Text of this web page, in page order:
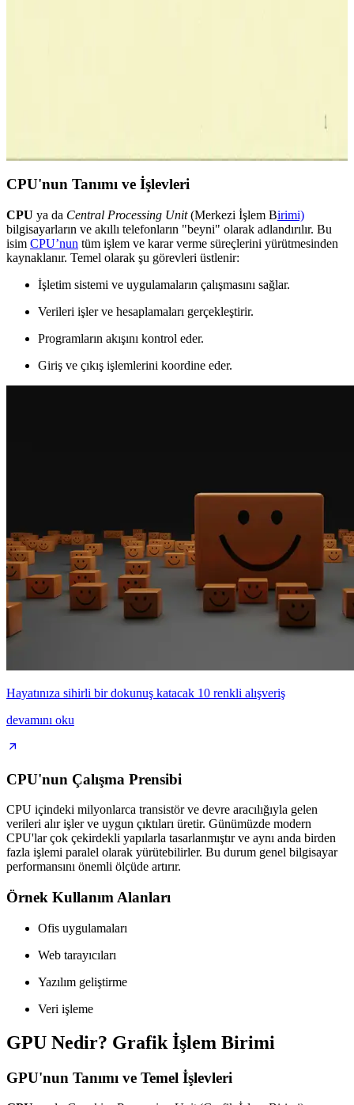
Modern CPU'lar çok çekirdekli yapılar, yüksek saat hızları ve enerji
tasarrufu teknolojileriyle cihazların performansını artırıyor ve enerji
CPU'nun Tanımı ve İşlevleri
CPU ya da Central Processing Unit(Merkezi İşlem Birimi)
bilgisayarların ve akıllı telefonların "beyni" olarak adlandırılır. Bu
isim CPU’nun tüm işlem ve karar verme süreçlerini yürütmesinden
kaynaklanır. Temel olarak şu görevleri üstlenir:
İşletim sistemi ve uygulamaların çalışmasını sağlar.
Verileri işler ve hesaplamaları gerçekleştirir.
Programların akışını kontrol eder.
Giriş ve çıkış işlemlerini koordine eder.
Hayatınıza sihirli bir dokunuş katacak 10 renkli alışveriş
devamını oku
CPU'nun Çalışma Prensibi
CPU içindeki milyonlarca transistör ve devre aracılığıyla gelen
verileri alır işler ve uygun çıktıları üretir. Günümüzde modern
CPU'lar çok çekirdekli yapılarla tasarlanmıştır ve aynı anda birden
fazla işlemi paralel olarak yürütebilirler. Bu durum genel bilgisayar
performansını önemli ölçüde artırır.
Örnek Kullanım Alanları
Ofis uygulamaları
Web tarayıcıları
Yazılım geliştirme
Veri işleme
GPU Nedir? Grafik İşlem Birimi
GPU'nun Tanımı ve Temel İşlevleri